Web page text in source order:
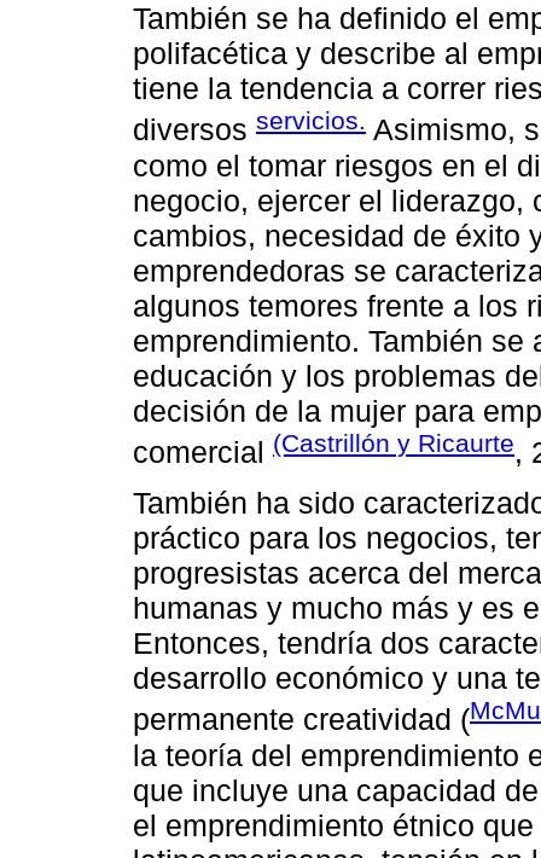
También se ha definido el
polifacética y describe al
tiene la tendencia a correr
diversos servicios. Asimismo,
como el tomar riesgos en el
negocio, ejercer el liderazgo,
cambios, necesidad de éxito
emprendedoras se
algunos temores frente a los
emprendimiento. También
educación y los problemas
decisión de la mujer para
comercial (Castrillón y Ricaurte,
También ha sido
práctico para los negocios,
progresistas acerca del
humanas y mucho más y es
Entonces, tendría dos
desarrollo económico y una
permanente creatividad (
la teoría del emprendimiento
que incluye una capacidad
el emprendimiento étnico